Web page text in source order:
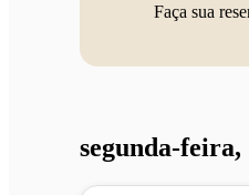
Faça sua
segunda-feira,